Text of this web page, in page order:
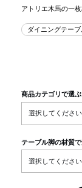
アトリエ木馬の一
ダイニングテーブ
商品カテゴリで選
テーブル脚の材質